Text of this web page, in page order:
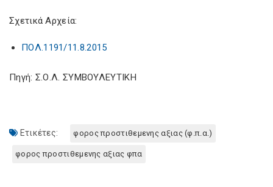
Σχετικά Αρχεία:
ΠΟΛ.1191/11.8.2015
Πηγή: Σ.Ο.Λ. ΣΥΜΒΟΥΛΕΥΤΙΚΗ
Ετικέτες: φορος προστιθεμενης αξιας (φ.π.α.)
φορος προστιθεμενης αξιας φπα